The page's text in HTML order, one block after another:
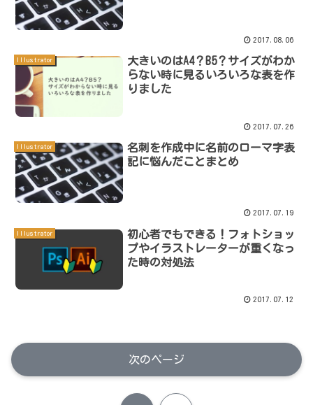
2017.08.06
Illustrator
大きいのはA4？B5？サイズがわか
らない時に見るいろいろな表を作
りました
2017.07.26
Illustrator
名刺を作成中に名前のローマ字表
記に悩んだことまとめ
2017.07.19
Illustrator
初心者でもできる！フォトショッ
プやイラストレーターが重くなっ
た時の対処法
2017.07.12
次のページ